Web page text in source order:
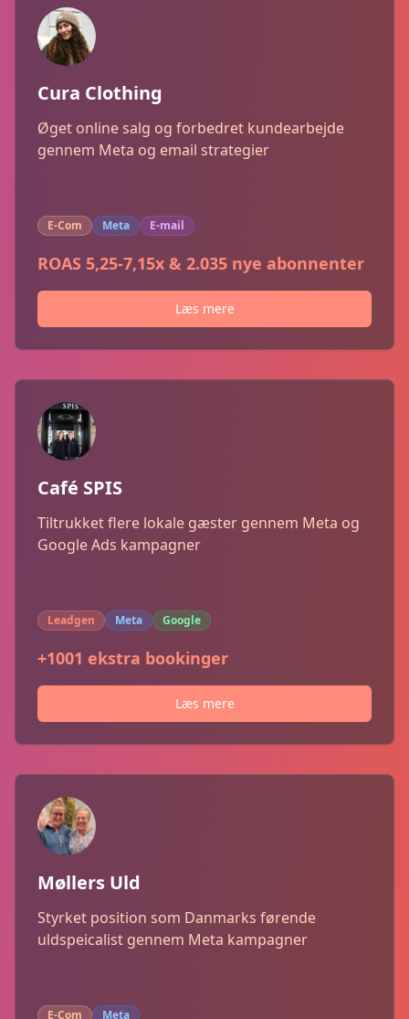
Cura Clothing
Øget online salg og forbedret kundearbejde
gennem Meta og email strategier
E-Com Meta E-mail
ROAS 5,25-7,15x & 2.035 nye abonnenter
Læs mere
Café SPIS
Tiltrukket flere lokale gæster gennem Meta og
Google Ads kampagner
Leadgen Meta Google
+1001 ekstra bookinger
Læs mere
Møllers Uld
Styrket position som Danmarks førende
uldspeicalist gennem Meta kampagner
E-Com Meta